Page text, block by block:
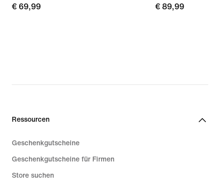
€ 69,99
€ 69,99
€ 89,99
€ 89,99
Ressourcen
Geschenkgutscheine
Geschenkgutscheine für Firmen
Store suchen